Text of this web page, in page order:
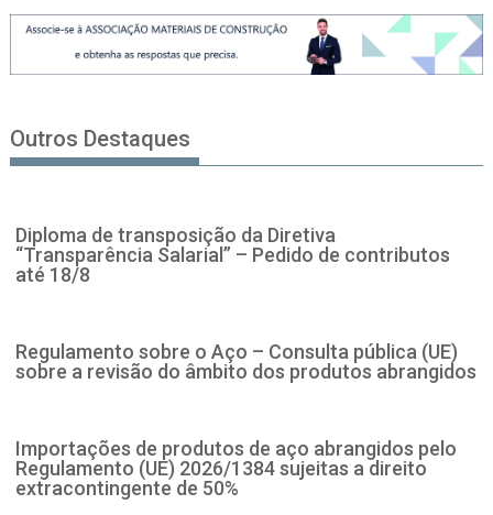
Outros Destaques
Diploma de transposição da Diretiva
“Transparência Salarial” – Pedido de contributos
até 18/8
Regulamento sobre o Aço – Consulta pública (UE)
sobre a revisão do âmbito dos produtos abrangidos
Importações de produtos de aço abrangidos pelo
Regulamento (UE) 2026/1384 sujeitas a direito
extracontingente de 50%